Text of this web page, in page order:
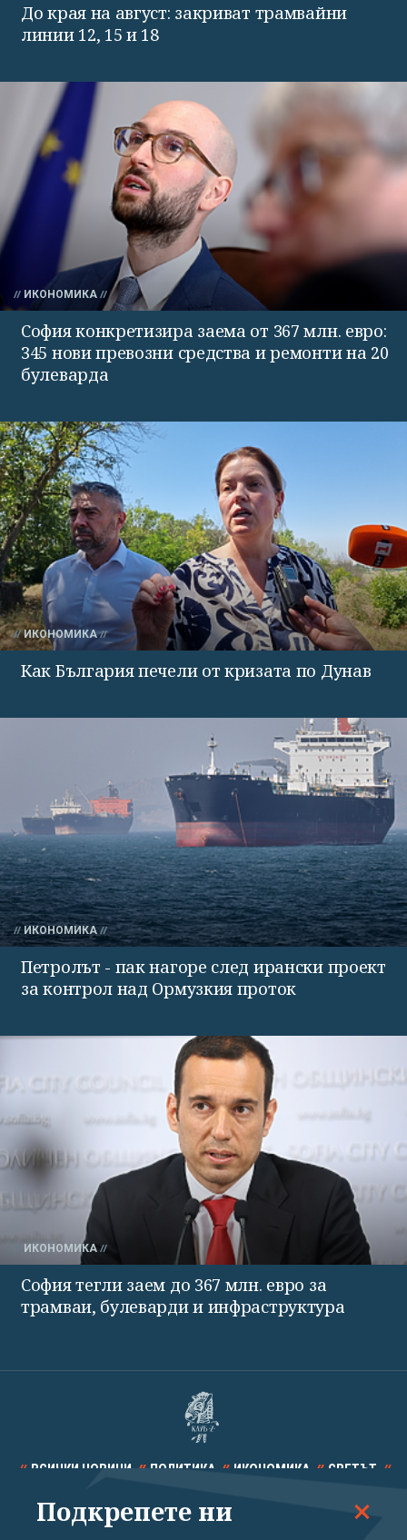
До края на август: закриват трамвайни
линии 12, 15 и 18
ИКОНОМИКА
София конкретизира заема от 367 млн. евро:
345 нови превозни средства и ремонти на 20
булеварда
ИКОНОМИКА
Как България печели от кризата по Дунав
ИКОНОМИКА
Петролът - пак нагоре след ирански проект
за контрол над Ормузкия проток
ИКОНОМИКА
София тегли заем до 367 млн. евро за
трамваи, булеварди и инфраструктура
ВСИЧКИ НОВИНИ ПОЛИТИКА ИКОНОМИКА СВЕТЪТ
СПОРТ КУЛТУРА ТЕХНОЛОГИИ КАЛЕЙДОСКОП
Подкрепете ни